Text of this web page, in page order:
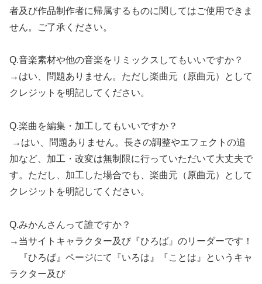
者及び作品制作者に帰属するものに関してはご使用できま
せん。ご了承ください。
Q.音楽素材や他の音楽をリミックスしてもいいですか？
→はい、問題ありません。ただし楽曲元（原曲元）として
クレジットを明記してください。
Q.楽曲を編集・加工してもいいですか？
→はい、問題ありません。長さの調整やエフェクトの追
加など、加工・改変は無制限に行っていただいて大丈夫で
す。ただし、加工した場合でも、楽曲元（原曲元）として
クレジットを明記してください。
Q.みかんさんって誰ですか？
→当サイトキャラクター及び『ひろば』のリーダーです！
『ひろば』ページにて『いろは』『ことは』というキャ
ラクター及び